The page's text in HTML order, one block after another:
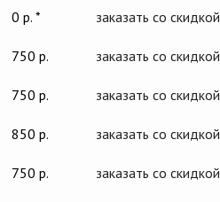
0 р. * заказать со скидкой
750 р. заказать со скидкой
750 р. заказать со скидкой
850 р. заказать со скидкой
750 р. заказать со скидкой